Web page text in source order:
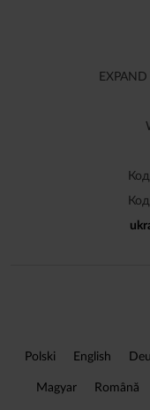
Polski English
Magyar Română